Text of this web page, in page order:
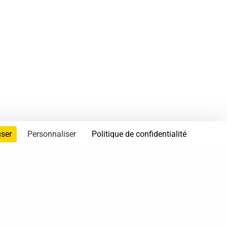
Personnaliser Politique de confidentialité